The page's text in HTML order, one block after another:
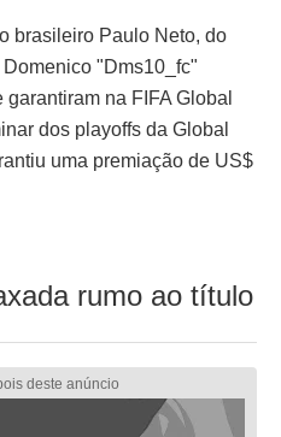
brasileiro Paulo Neto, do
"Dms10_fc"
na FIFA Global
dos playoffs da Global
uma premiação de US$
rumo ao título